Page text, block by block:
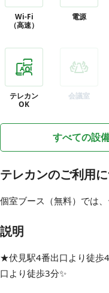
Wi-Fi
（高速）
電源
テレカン
OK
会議室
すべての設
テレカンのご利用
個室ブース（無料）では、
説明
★伏見駅4番出口より徒歩
口より徒歩3分✨